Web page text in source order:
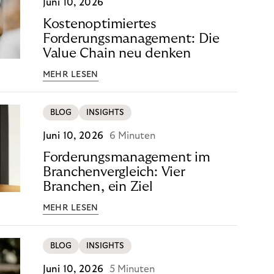
Juni 10, 2026
Kostenoptimiertes
Forderungsmanagement: Die
Value Chain neu denken
MEHR LESEN
BLOG INSIGHTS
Juni 10, 2026 6 Minuten
Forderungsmanagement im
Branchenvergleich: Vier
Branchen, ein Ziel
MEHR LESEN
BLOG INSIGHTS
Juni 10, 2026 5 Minuten